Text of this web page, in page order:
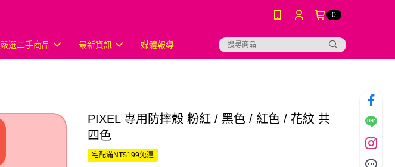
0
嚴選二手商品 最新資訊 媒體報導
PIXEL 專用防摔殼 粉紅 / 黑色 / 紅色 / 花紋 共
四色
宅配滿NT$199免運